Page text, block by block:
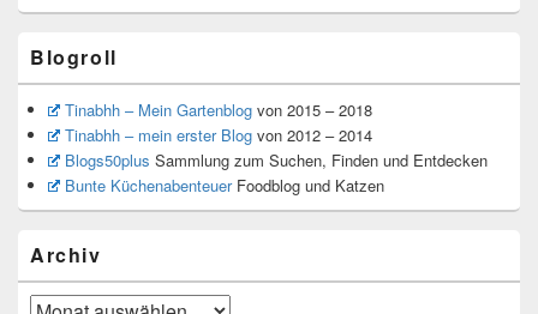
Blogroll
Tinabhh – Mein Gartenblogvon 2015 – 2018
Tinabhh – mein erster Blogvon 2012 – 2014
Blogs50plus Sammlung zum Suchen, Finden und Entdecken
Bunte KüchenabenteuerFoodblog und Katzen
Archiv
Archiv